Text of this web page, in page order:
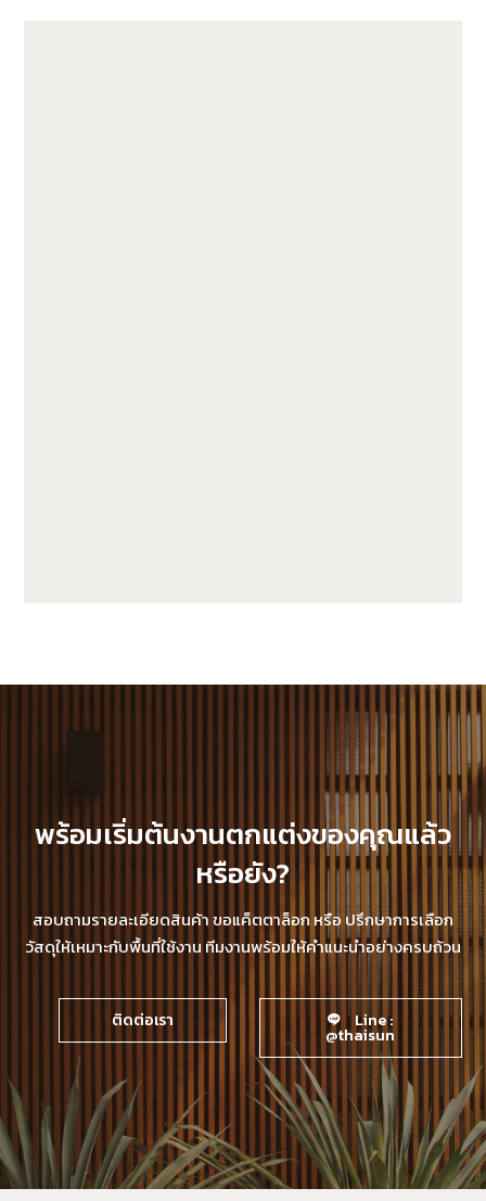
พร้อมเริ่มต้นงานตกแต่งของคุณแล้ว
หรือยัง?
สอบถามรายละเอียดสินค้า ขอแค็ตตาล็อก หรือ ปรึกษาการเลือก
วัสดุให้เหมาะกับพื้นที่ใช้งาน ทีมงานพร้อมให้คำแนะนำอย่างครบถ้วน
ติดต่อเรา Line :
@thaisun